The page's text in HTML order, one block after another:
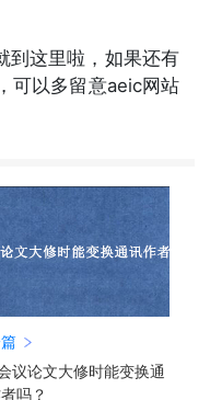
到这里啦，如果还有
可以多留意aeic网站
议论文大修时能变换通
吗？